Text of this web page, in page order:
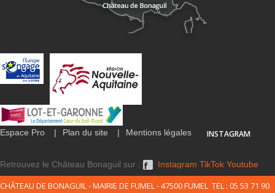
Espace Pro Plan du site Mentions légales INSTAGRAM
Retrouvez le Château Bonaguil sur : Instagram TikTok Youtube
CHÂTEAU DE BONAGUIL - MAIRIE DE FUMEL - 47500 FUMEL TEL : 05 53 71 90